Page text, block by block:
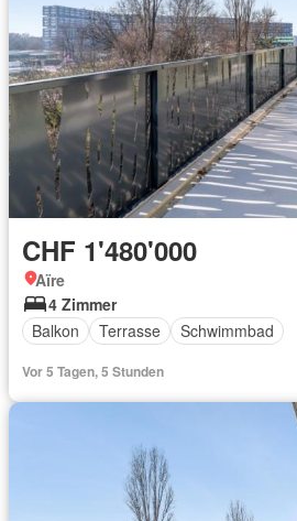
CHF 1'480'000
Aïre
4 Zimmer
Balkon
Terrasse Schwimmbad
Vor 5 Tagen, 5 Stunden